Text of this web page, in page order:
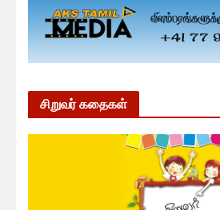
சிறுவர் கதைகள்